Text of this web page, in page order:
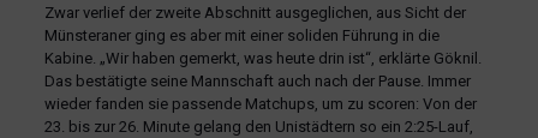
Zwar verlief der zweite Abschnitt ausgeglichen, aus Sicht der
Münsteraner ging es aber mit einer soliden Führung in die
Kabine. „Wir haben gemerkt, was heute drin ist“, erklärte Göknil.
Das bestätigte seine Mannschaft auch nach der Pause. Immer
wieder fanden sie passende Matchups, um zu scoren: Von der
23. bis zur 26. Minute gelang den Unistädtern so ein 2:25-Lauf,